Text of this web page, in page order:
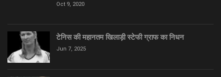
Oct 9, 2020
टेनिस की महानतम खिलाड़ी स्टेफी ग्राफ का निधन
Jun 7, 2025